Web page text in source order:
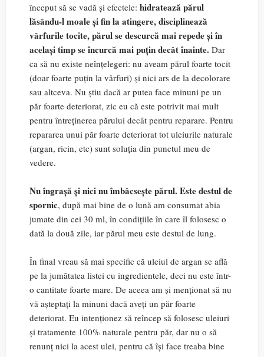
început să se vadă și efectele: hidratează părul
lăsându-l moale și fin la atingere, disciplinează
vârfurile tocite, părul se descurcă mai repede și în
același timp se încurcă mai puțin decât înainte. Dar
ca să nu existe neînțelegeri: nu aveam părul foarte tocit
(doar foarte puțin la vârfuri) și nici ars de la decolorare
sau altceva. Nu știu dacă ar putea face minuni pe un
păr foarte deteriorat, zic eu că este potrivit mai mult
pentru întreținerea părului decât pentru reparare. Pentru
repararea unui păr foarte deteriorat tot uleiurile naturale
(argan, ricin, etc) sunt soluția din punctul meu de
vedere.
Nu îngrașă și nici nu îmbâcsește părul. Este destul de
spornic, după mai bine de o lună am consumat abia
jumate din cei 30 ml, în condițiile în care îl folosesc o
dată la două zile, iar părul meu este destul de lung.
În final vreau să mai specific că uleiul de argan se află
pe la jumătatea listei cu ingredientele, deci nu este într-
o cantitate foarte mare. De aceea am și menționat să nu
vă așteptați la minuni dacă aveți un păr foarte
deteriorat. Eu intenționez să reîncep să folosesc uleiuri
și tratamente 100% naturale pentru păr, dar nu o să
renunț nici la acest ulei, pentru că își face treaba bine